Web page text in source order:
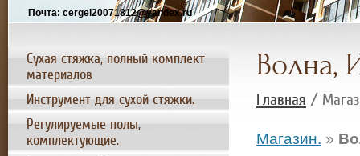
Почта: cergei20071812@yandex.ru
Сухая стяжка, полный комплект
материалов
Инструмент для сухой стяжки.
Регулируемые полы,
комплектующие.
Волна,
Главная /
Магазин. »